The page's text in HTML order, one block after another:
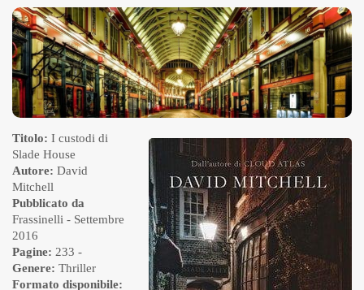
Titolo: I custodi di
Slade House
Autore: David
Mitchell
Pubblicato da
Frassinelli - Settembre
2016
Pagine: 233 -
Genere: Thriller
Formato disponibile: